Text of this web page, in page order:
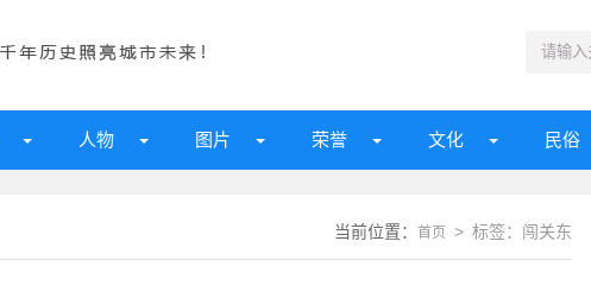
人物 图片 荣誉 文化 民俗
当前位置： 首页 > 标签：闯关东